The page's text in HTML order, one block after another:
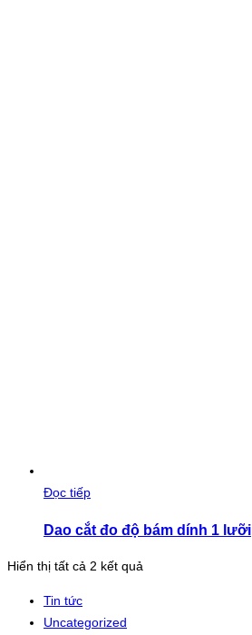
Đọc tiếp
Dao cắt đo độ bám dính 1 lưỡi
Hiển thị tất cả 2 kết quả
Tin tức
Uncategorized